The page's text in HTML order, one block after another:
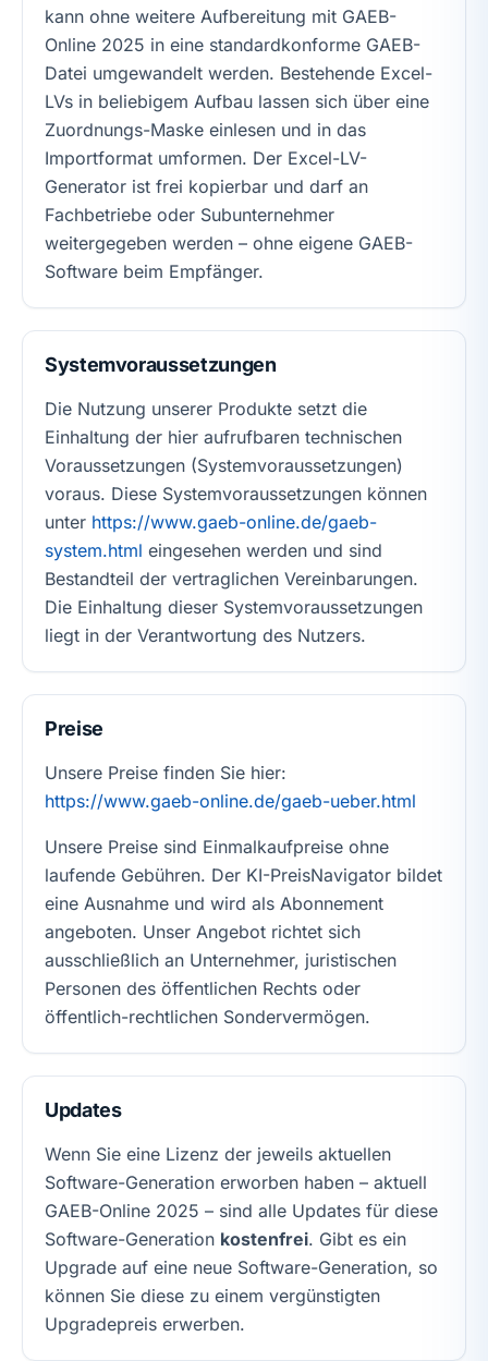
kann ohne weitere Aufbereitung mit GAEB-
Online 2025 in eine standardkonforme GAEB-
Datei umgewandelt werden. Bestehende Excel-
LVs in beliebigem Aufbau lassen sich über eine
Zuordnungs-Maske einlesen und in das
Importformat umformen. Der Excel-LV-
Generator ist frei kopierbar und darf an
Fachbetriebe oder Subunternehmer
weitergegeben werden – ohne eigene GAEB-
Software beim Empfänger.
Systemvoraussetzungen
Die Nutzung unserer Produkte setzt die
Einhaltung der hier aufrufbaren technischen
Voraussetzungen (Systemvoraussetzungen)
voraus. Diese Systemvoraussetzungen können
unter https://www.gaeb-online.de/gaeb-
system.html eingesehen werden und sind
Bestandteil der vertraglichen Vereinbarungen.
Die Einhaltung dieser Systemvoraussetzungen
liegt in der Verantwortung des Nutzers.
Preise
Unsere Preise finden Sie hier:
https://www.gaeb-online.de/gaeb-ueber.html
Unsere Preise sind Einmalkaufpreise ohne
laufende Gebühren. Der KI-PreisNavigator bildet
eine Ausnahme und wird als Abonnement
angeboten. Unser Angebot richtet sich
ausschließlich an Unternehmer, juristischen
Personen des öffentlichen Rechts oder
öffentlich-rechtlichen Sondervermögen.
Updates
Wenn Sie eine Lizenz der jeweils aktuellen
Software-Generation erworben haben – aktuell
GAEB-Online 2025 – sind alle Updates für diese
Software-Generation kostenfrei. Gibt es ein
Upgrade auf eine neue Software-Generation, so
können Sie diese zu einem vergünstigten
Upgradepreis erwerben.